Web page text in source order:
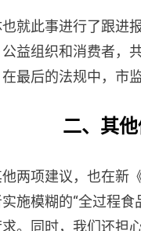
就此事进行了跟进
益组织和消费者，
最后的法规中，市
二、 其
两项建议，也在新
施模糊的“全过程
。同时，我们还担